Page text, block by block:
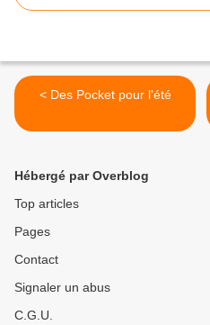
< Des Pocket pour l'été
Hébergé par Overblog
Top articles
Pages
Contact
Signaler un abus
C.G.U.